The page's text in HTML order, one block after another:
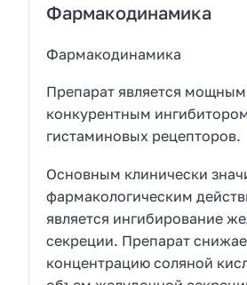
Фармакодинамика
Фармакодинамика
Препарат является мощным
конкурентным
гистаминовых рецепторов.
Основным клинически
фармакологическим
является ингибирование
секреции. Препарат
концентрацию соляной